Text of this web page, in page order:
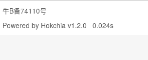
牛B备74110号
Powered by Hokchia v1.2.0 0.024s